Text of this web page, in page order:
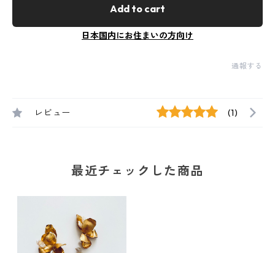
Add to cart
日本国内にお住まいの方向け
通報する
レビュー (1)
最近チェックした商品